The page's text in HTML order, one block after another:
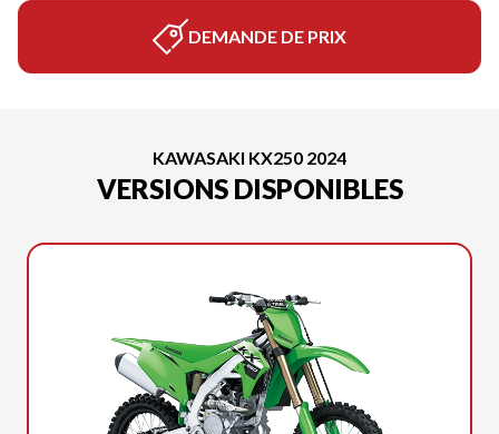
DEMANDE DE PRIX
KAWASAKI KX250 2024
VERSIONS DISPONIBLES